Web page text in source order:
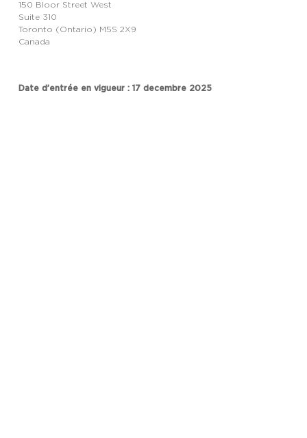
150 Bloor Street West
Suite 310
Toronto (Ontario) M5S 2X9
Canada
Date d’entrée en vigueur : 17 decembre 2025